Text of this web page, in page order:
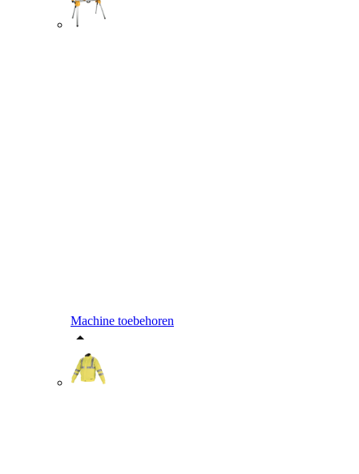
Machine toebehoren